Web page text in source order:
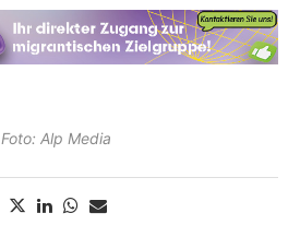
Foto: Alp Media